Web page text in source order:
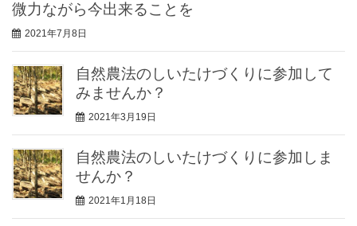
微力ながら今出来ることを
2021年7月8日
自然農法のしいたけづくりに参加して
みませんか？
2021年3月19日
自然農法のしいたけづくりに参加しま
せんか？
2021年1月18日